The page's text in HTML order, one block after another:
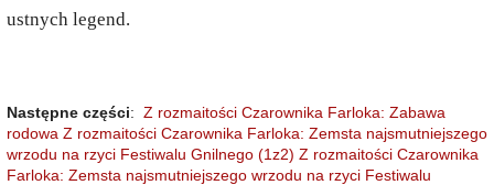
ustnych legend.
Następne części: Z rozmaitości Czarownika Farloka: Zabawa
rodowa Z rozmaitości Czarownika Farloka: Zemsta najsmutniejszego
wrzodu na rzyci Festiwalu Gnilnego (1z2) Z rozmaitości Czarownika
Farloka: Zemsta najsmutniejszego wrzodu na rzyci Festiwalu